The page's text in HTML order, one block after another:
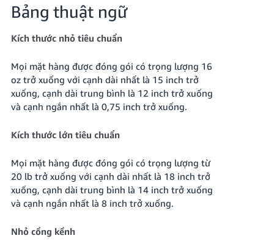
Bảng thuật ngữ
Kích thước nhỏ tiêu chuẩn
Mọi mặt hàng được đóng gói có trọng lượng 16
oz trở xuống với cạnh dài nhất là 15 inch trở
xuống, cạnh dài trung bình là 12 inch trở xuống
và cạnh ngắn nhất là 0,75 inch trở xuống.
Kích thước lớn tiêu chuẩn
Mọi mặt hàng được đóng gói có trọng lượng từ
20 lb trở xuống với cạnh dài nhất là 18 inch trở
xuống, cạnh dài trung bình là 14 inch trở xuống
và cạnh ngắn nhất là 8 inch trở xuống.
Nhỏ cồng kềnh